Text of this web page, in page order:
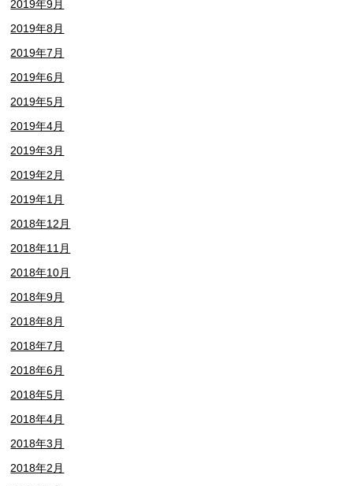
2019年9月
2019年8月
2019年7月
2019年6月
2019年5月
2019年4月
2019年3月
2019年2月
2019年1月
2018年12月
2018年11月
2018年10月
2018年9月
2018年8月
2018年7月
2018年6月
2018年5月
2018年4月
2018年3月
2018年2月